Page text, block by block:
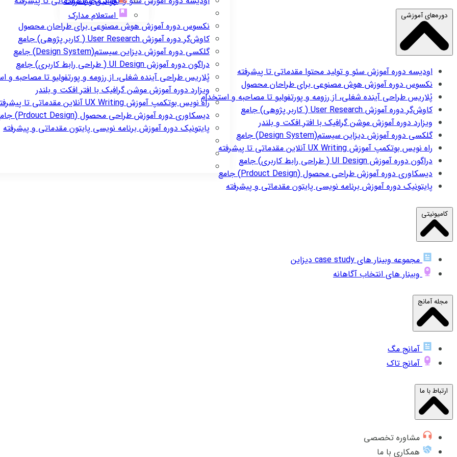
نکسوسدوره آموزش هوش مصنوعی برای طراحان محصول
کاوش‌گردوره آموزش User Research ( کاربر پژوهی) جامع
گلکسیدوره آموزش دیزاین سیستم(Design System) جامع
دراگوندوره آموزش UI Design ( طراحی رابط کاربری) جامع
پُلاریسطراحی آینده شغلی، از رزومه و پورتفولیو تا مصاحبه و
ویزارددوره آموزش موشن گرافیک با افتر افکت و بلندر
راه نویسبوتکمپ آموزش UX Writing آنلاین مقدماتی تا پیشرفته
دیسکاوریدوره آموزش طراحی محصول (Prdouct Design) جامع
پایتونیکدوره آموزش برنامه نویسی پایتون مقدماتی و پیشرفته
استعلام مدارک
دوره‌های آموزشی
اودیسهدوره آموزش سئو و تولید محتوا مقدماتی تا پیشرفته
نکسوسدوره آموزش هوش مصنوعی برای طراحان محصول
پُلاریسطراحی آینده شغلی، از رزومه و پورتفولیو تا مصاحبه و استخدام
کاوش‌گردوره آموزش User Research ( کاربر پژوهی) جامع
ویزارددوره آموزش موشن گرافیک با افتر افکت و بلندر
گلکسیدوره آموزش دیزاین سیستم(Design System) جامع
راه نویسبوتکمپ آموزش UX Writing آنلاین مقدماتی تا پیشرفته
دراگوندوره آموزش UI Design ( طراحی رابط کاربری) جامع
دیسکاوریدوره آموزش طراحی محصول (Prdouct Design) جامع
پایتونیکدوره آموزش برنامه نویسی پایتون مقدماتی و پیشرفته
کامیونیتی
مجموعه وبینار های case study دیزاین
وبینار های انتخاب آگاهانه
مجله آمانج
آمانج مگ
آمانج تاک
ارتباط با ما
مشاوره تخصصی
همکاری با ما